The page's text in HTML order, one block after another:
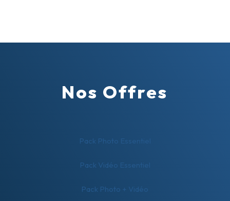
Nos Offres
Pack Photo Essentiel
Pack Vidéo Essentiel
Pack Photo + Vidéo